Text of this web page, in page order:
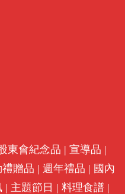
東會紀念品 | 宣導品 |
贈品 | 週年禮品 | 國內
| 主題節日 | 料理食譜 |